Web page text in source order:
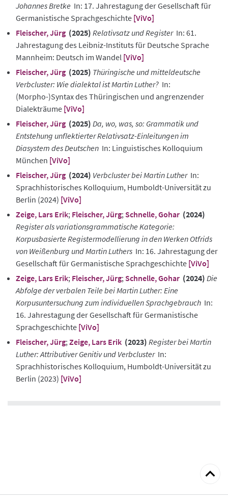
Johannes Bretke In: 17. Jahrestagung der Gesellschaft für
Germanistische Sprachgeschichte [ViVo]
Fleischer, Jürg (2025) Relativsatz und RegisterIn: 61.
Jahrestagung des Leibniz-Instituts für Deutsche Sprache
Mannheim: Deutsch im Wandel [ViVo]
Fleischer, Jürg (2025) Thüringische und mitteldeutsche
Verbcluster: Wie dialektal ist Martin Luther? In:
(Morpho-)Syntax des Thüringischen und angrenzender
Dialekträume [ViVo]
Fleischer, Jürg (2025) Da, wo, was, so: Grammatik und
Entstehung unflektierter Relativsatz-Einleitungen im
Diasystem des Deutschen In: Linguistisches Kolloquium
München [ViVo]
Fleischer, Jürg (2024) Verbcluster bei Martin LutherIn:
Sprachhistorisches Kolloquium, Humboldt-Universität zu
Berlin (2024) [ViVo]
Zeige, Lars Erik; Fleischer, Jürg;Schnelle, Gohar (2024)
Register als variationsgrammatische Kategorie:
Korpusbasierte Registermodellierung in den Werken Otfrids
von Weißenburg und Martin Luthers In: 16. Jahrestagung der
Gesellschaft für Germanistische Sprachgeschichte [ViVo]
Zeige, Lars Erik; Fleischer, Jürg;Schnelle, Gohar (2024) Die
Abfolge der verbalen Teile bei Martin Luther: Eine
Korpusuntersuchung zum individuellen Sprachgebrauch In:
16. Jahrestagung der Gesellschaft für Germanistische
Sprachgeschichte [ViVo]
Fleischer, Jürg;Zeige, Lars Erik (2023) Register bei Martin
Luther: Attributiver Genitiv und VerbclusterIn:
Sprachhistorisches Kolloquium, Humboldt-Universität zu
Berlin (2023) [ViVo]
zum